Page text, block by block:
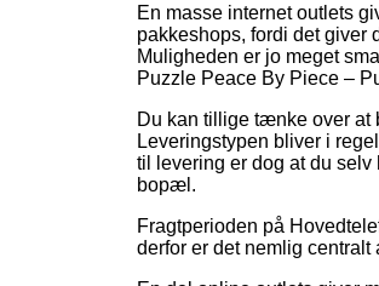
En masse internet outlets
pakkeshops, fordi det giver
Muligheden er jo meget
Puzzle Peace By Piece –
Du kan tillige tænke over at
Leveringstypen bliver i
til levering er dog at du
bopæl.
Fragtperioden på
derfor er det nemlig